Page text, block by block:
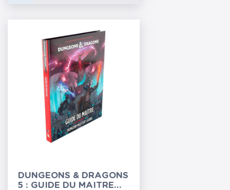
DUNGEONS & DRAGONS
5 : GUIDE DU MAITRE